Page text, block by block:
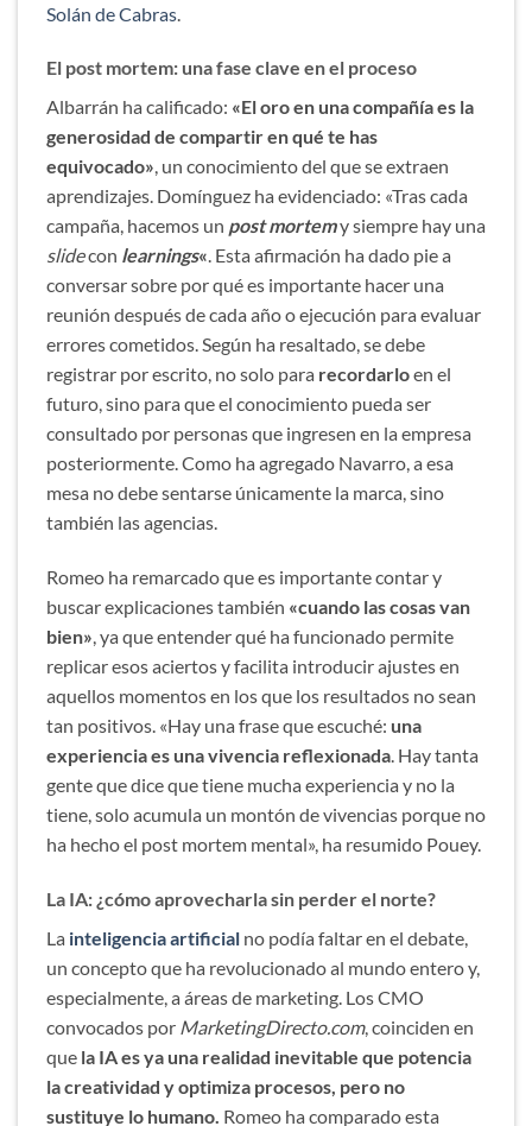
Solán de Cabras
El post mortem: una fase clave en el proceso
Albarrán ha calificado: «El oro en una compañía es la
generosidad de compartir en qué te has
equivocado», un conocimiento del que se extraen
aprendizajes. Domínguez ha evidenciado: «Tras cada
campaña, hacemos un post mortemy siempre hay una
slidecon learnings«. Esta afirmación ha dado pie a
conversar sobre por qué es importante hacer una
reunión después de cada año o ejecución para evaluar
errores cometidos. Según ha resaltado, se debe
registrar por escrito, no solo para recordarloen el
futuro, sino para que el conocimiento pueda ser
consultado por personas que ingresen en la empresa
posteriormente. Como ha agregado Navarro, a esa
mesa no debe sentarse únicamente la marca, sino
también las agencias.
Romeo ha remarcado que es importante contar y
buscar explicaciones también «cuando las cosas van
bien», ya que entender qué ha funcionado permite
replicar esos aciertos y facilita introducir ajustes en
aquellos momentos en los que los resultados no sean
tan positivos. «Hay una frase que escuché: una
experiencia es una vivencia reflexionada. Hay tanta
gente que dice que tiene mucha experiencia y no la
tiene, solo acumula un montón de vivencias porque no
ha hecho el post mortem mental», ha resumido Pouey.
La IA: ¿cómo aprovecharla sin perder el norte?
La inteligencia artificial no podía faltar en el debate,
un concepto que ha revolucionado al mundo entero y,
especialmente, a áreas de marketing. Los CMO
convocados por MarketingDirecto.com, coinciden en
que la IA es ya una realidad inevitable que potencia
la creatividad y optimiza procesos, pero no
sustituye lo humano. Romeo ha comparado esta